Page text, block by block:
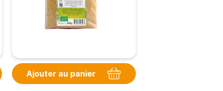
Ajouter au panier